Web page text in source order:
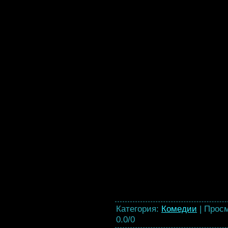
Категория: Комедии |
0.0/0